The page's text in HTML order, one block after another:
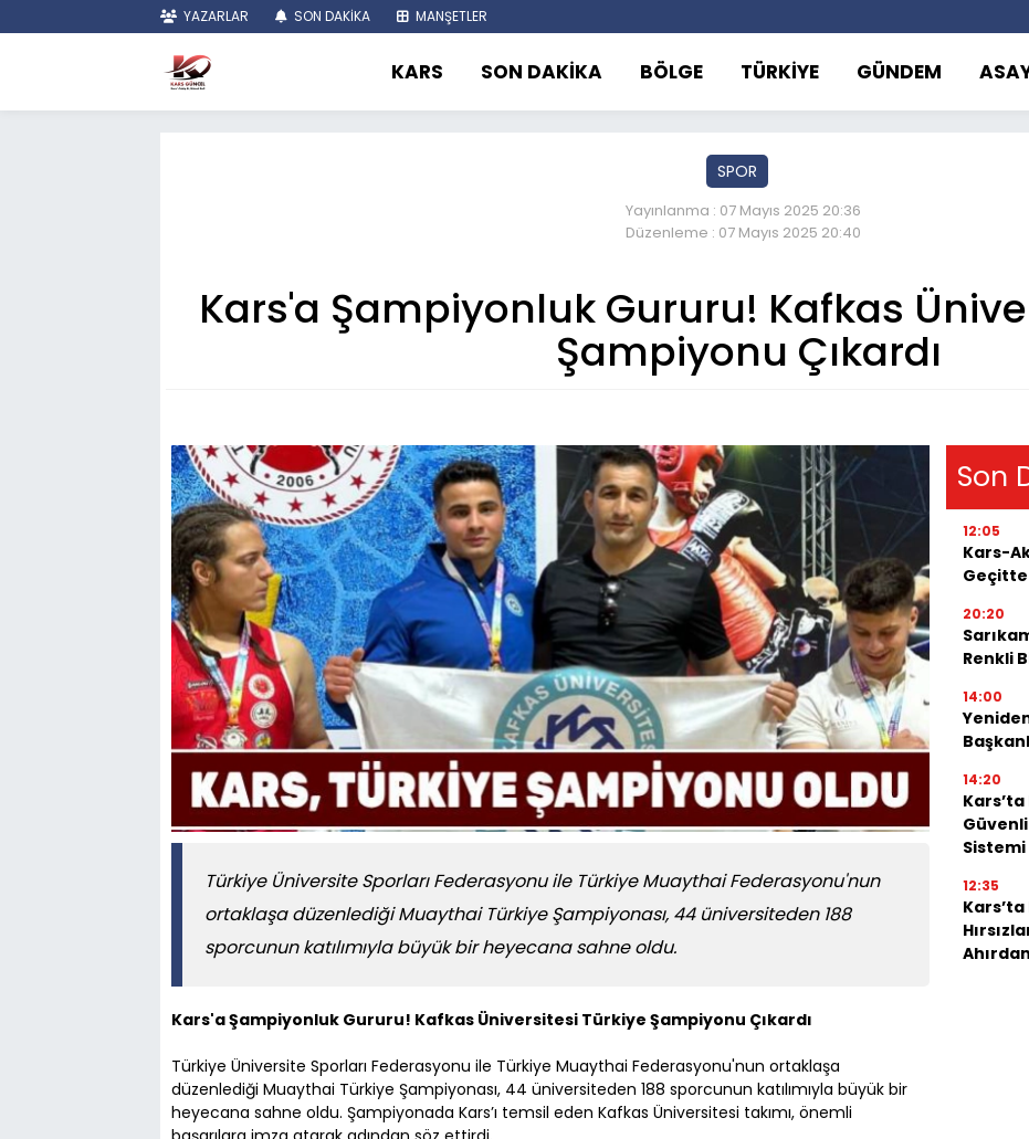
YAZARLAR SON DAKİKA MANŞETLER
KARS SON DAKİKA BÖLGE TÜRKİYE GÜNDEM
SPOR
Yayınlanma : 07 Mayıs 2025 20:36
Düzenleme : 07 Mayıs 2025 20:40
Kars'a Şampiyonluk Gururu! Kafkas
Şampiyonu Çıkardı
Türkiye Üniversite Sporları Federasyonu ile Türkiye Muaythai Federasyonu'nun
ortaklaşa düzenlediği Muaythai Türkiye Şampiyonası, 44 üniversiteden 188
sporcunun katılımıyla büyük bir heyecana sahne oldu.
Kars'a Şampiyonluk Gururu! Kafkas Üniversitesi Türkiye Şampiyonu Çıkardı
Türkiye Üniversite Sporları Federasyonu ile Türkiye Muaythai Federasyonu'nun ortaklaşa
düzenlediği Muaythai Türkiye Şampiyonası, 44 üniversiteden 188 sporcunun katılımıyla büyük bir
heyecana sahne oldu. Şampiyonada Kars’ı temsil eden Kafkas Üniversitesi takımı, önemli
Son
12:05
Kars-
Geçitte
20:20
Renkli
14:00
14:20
Sistemi
12:35
Kars’ta